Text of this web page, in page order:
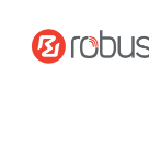
contenu